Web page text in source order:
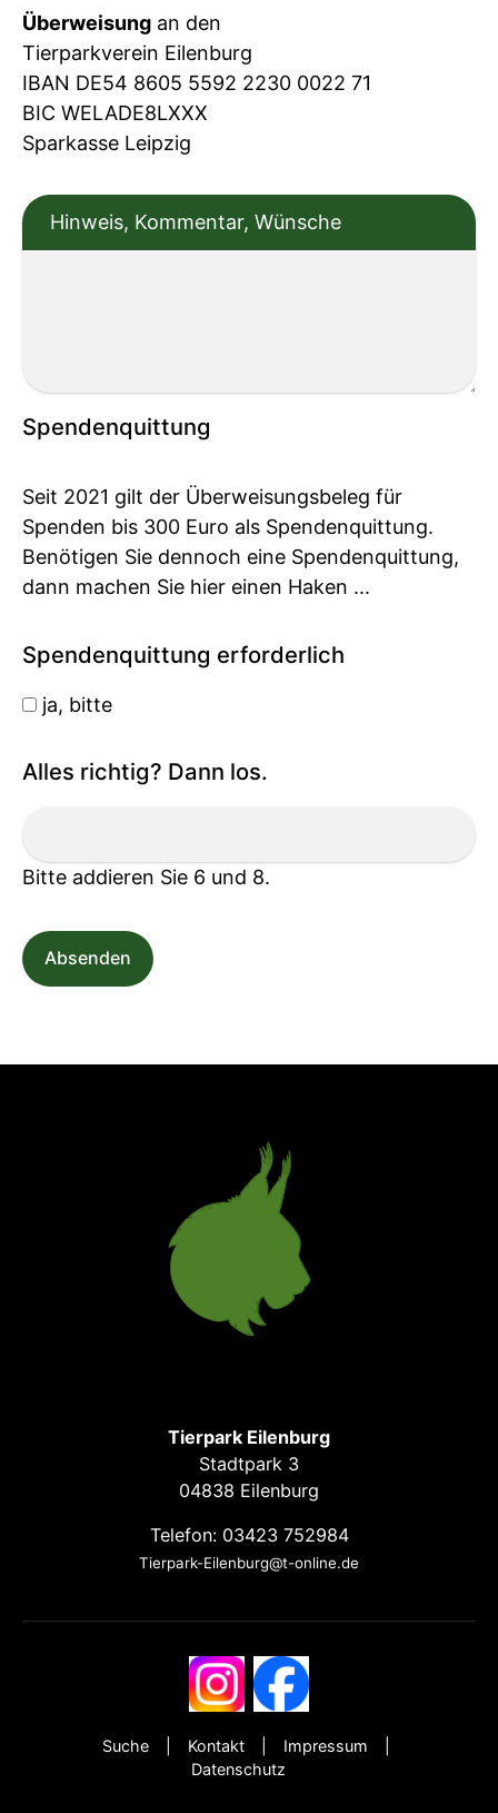
Überweisung an den
Tierparkverein Eilenburg
IBAN DE54 8605 5592 2230 0022 71
BIC WELADE8LXXX
Sparkasse Leipzig
Hinweis, Kommentar, Wünsche
Spendenquittung
Seit 2021 gilt der Überweisungsbeleg für
Spenden bis 300 Euro als Spendenquittung.
Benötigen Sie dennoch eine Spendenquittung,
dann machen Sie hier einen Haken ...
Spendenquittung erforderlich
ja, bitte
Alles richtig? Dann los.
Bitte addieren Sie 6 und 8.
Absenden
Tierpark Eilenburg
Stadtpark 3
04838 Eilenburg
Telefon: 03423 752984
Tierpark-Eilenburg@t-online.de
Suche Kontakt
Impressum
Datenschutz